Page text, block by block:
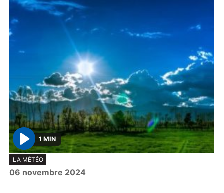
P
l
a
1 MIN
LA MÉTÉO
06 novembre 2024